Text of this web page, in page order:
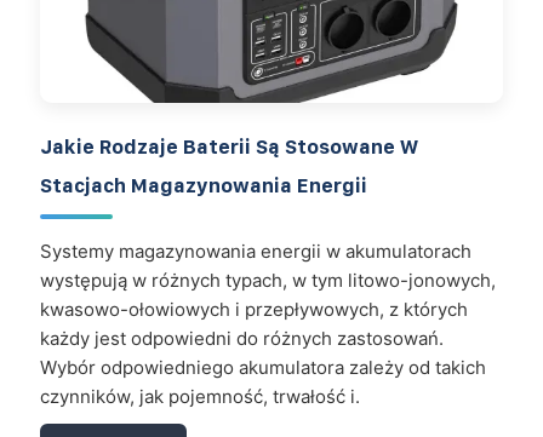
Jakie Rodzaje Baterii Są Stosowane W
Stacjach Magazynowania Energii
Systemy magazynowania energii w akumulatorach
występują w różnych typach, w tym litowo-jonowych,
kwasowo-ołowiowych i przepływowych, z których
każdy jest odpowiedni do różnych zastosowań.
Wybór odpowiedniego akumulatora zależy od takich
czynników, jak pojemność, trwałość i.